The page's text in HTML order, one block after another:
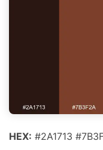
HEX: #2A1713